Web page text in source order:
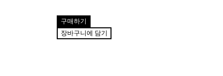
구매하기
장바구니에 담기